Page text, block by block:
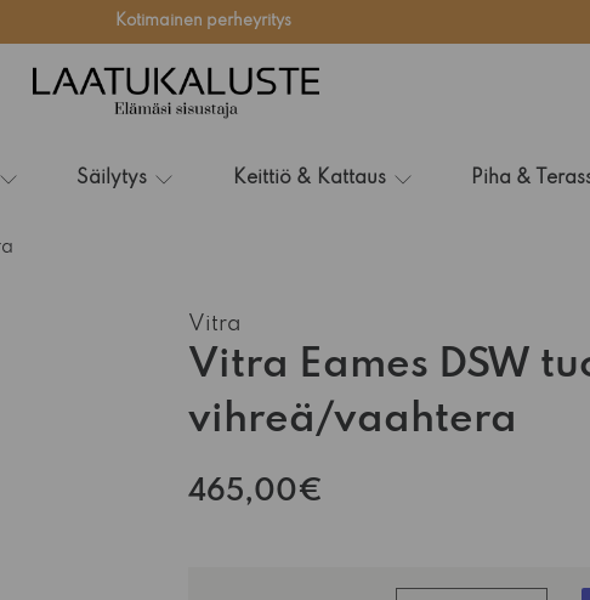
Kotimainen perheyritys
Säilytys Keittiö & Kattaus Piha &
Vitra
Vitra Eames DSW
vihreä/vaahtera
465,00€